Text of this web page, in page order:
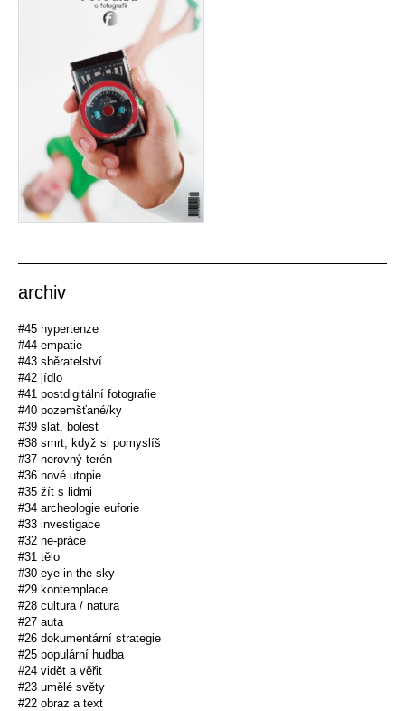
archiv
#45 hypertenze
#44 empatie
#43 sběratelství
#42 jídlo
#41 postdigitální fotografie
#40 pozemšťané/ky
#39 slat, bolest
#38 smrt, když si pomyslíš
#37 nerovný terén
#36 nové utopie
#35 žít s lidmi
#34 archeologie euforie
#33 investigace
#32 ne-práce
#31 tělo
#30 eye in the sky
#29 kontemplace
#28 cultura / natura
#27 auta
#26 dokumentární strategie
#25 populární hudba
#24 vidět a věřit
#23 umělé světy
#22 obraz a text